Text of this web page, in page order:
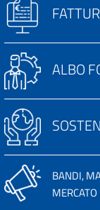
ALBO
BANDI,
MERCATO